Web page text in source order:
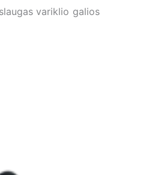
variklio galios